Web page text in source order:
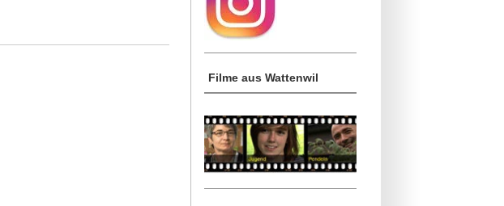
Filme aus Wattenwil